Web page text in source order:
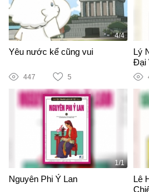
4/4
Yêu nước kể cũng vui
447 5
Lý
Đại
1/1
Nguyên Phi Ỷ Lan
Lê